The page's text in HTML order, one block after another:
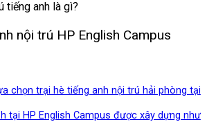
tiếng anh là gì?
nội trú HP English Campus
chọn trại hè tiếng anh nội trú hải phòng tại
tại HP English Campus được xây dựng như